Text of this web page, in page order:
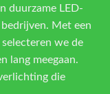
duurzame LED-
Met een
we de
lang meegaan.
die